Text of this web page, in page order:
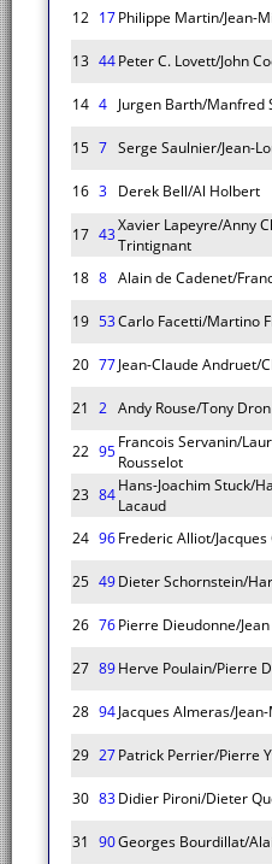
12 17Philippe Martin/Jean-
13 44Peter C. Lovett/John
14 4 Jurgen Barth/Manfred
15 7 Serge Saulnier/Jean-
16 3 Derek Bell/Al Holbert
17 43Xavier Lapeyre/Anny
Trintignant
18 8 Alain de Cadenet/
19 53Carlo Facetti/Martino
20 77Jean-Claude Andruet/
21 2 Andy Rouse/Tony Dron
22 95Francois Servanin/
Rousselot
23 84Hans-Joachim Stuck/
Lacaud
24 96Frederic Alliot/
25 49Dieter Schornstein/
26 76Pierre Dieudonne/
27 89Herve Poulain/Pierre
28 94Jacques Almeras/
29 27Patrick Perrier/Pierre
30 83Didier Pironi/Dieter
31 90Georges Bourdillat/